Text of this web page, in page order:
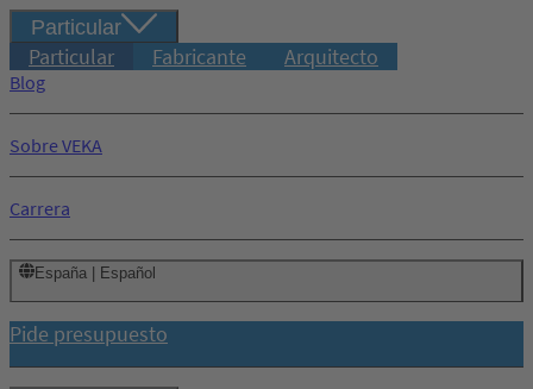
Particular
Particular Fabricante Arquitecto
Blog
Sobre VEKA
Carrera
España | Español
Pide presupuesto